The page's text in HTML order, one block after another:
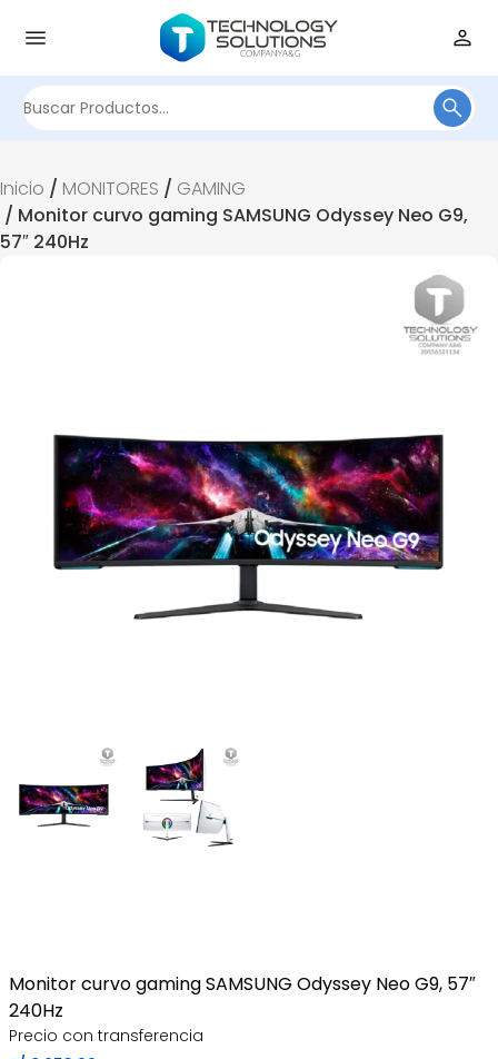
Inicio / MONITORES / GAMING
/ Monitor curvo gaming SAMSUNG Odyssey Neo G9,
57″ 240Hz
Monitor curvo gaming SAMSUNG Odyssey Neo G9, 57″
240Hz
Precio con transferencia